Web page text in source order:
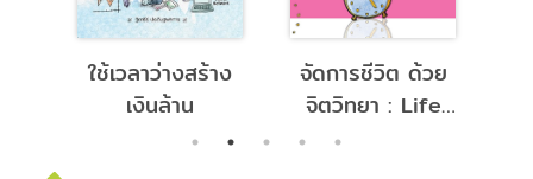
ใช้เวลาว่างสร้าง
เงินล้าน
จัดการชีวิต ด้วย
จิตวิทยา : Life
Mangement